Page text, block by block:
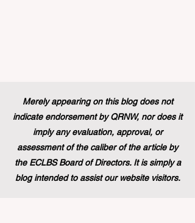
Merely appearing on this blog does not
indicate endorsement by QRNW, nor does it
imply any evaluation, approval, or
assessment of the caliber of the article by
the ECLBS Board of Directors. It is simply a
blog intended to assist our website visitors.